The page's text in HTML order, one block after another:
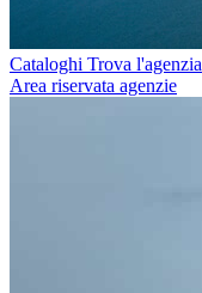
Cataloghi Trova l'agenzia
Area riservata agenzie